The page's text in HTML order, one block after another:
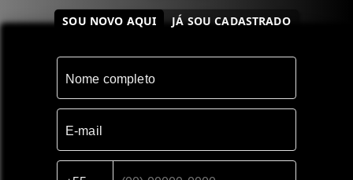
SOU NOVO AQUI JÁ SOU CADASTRADO